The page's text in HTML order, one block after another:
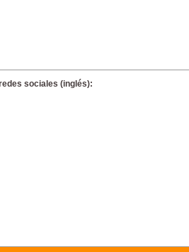
sociales (inglés):